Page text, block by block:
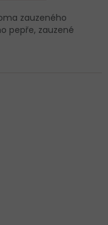
zauzeného
pepře, zauzené